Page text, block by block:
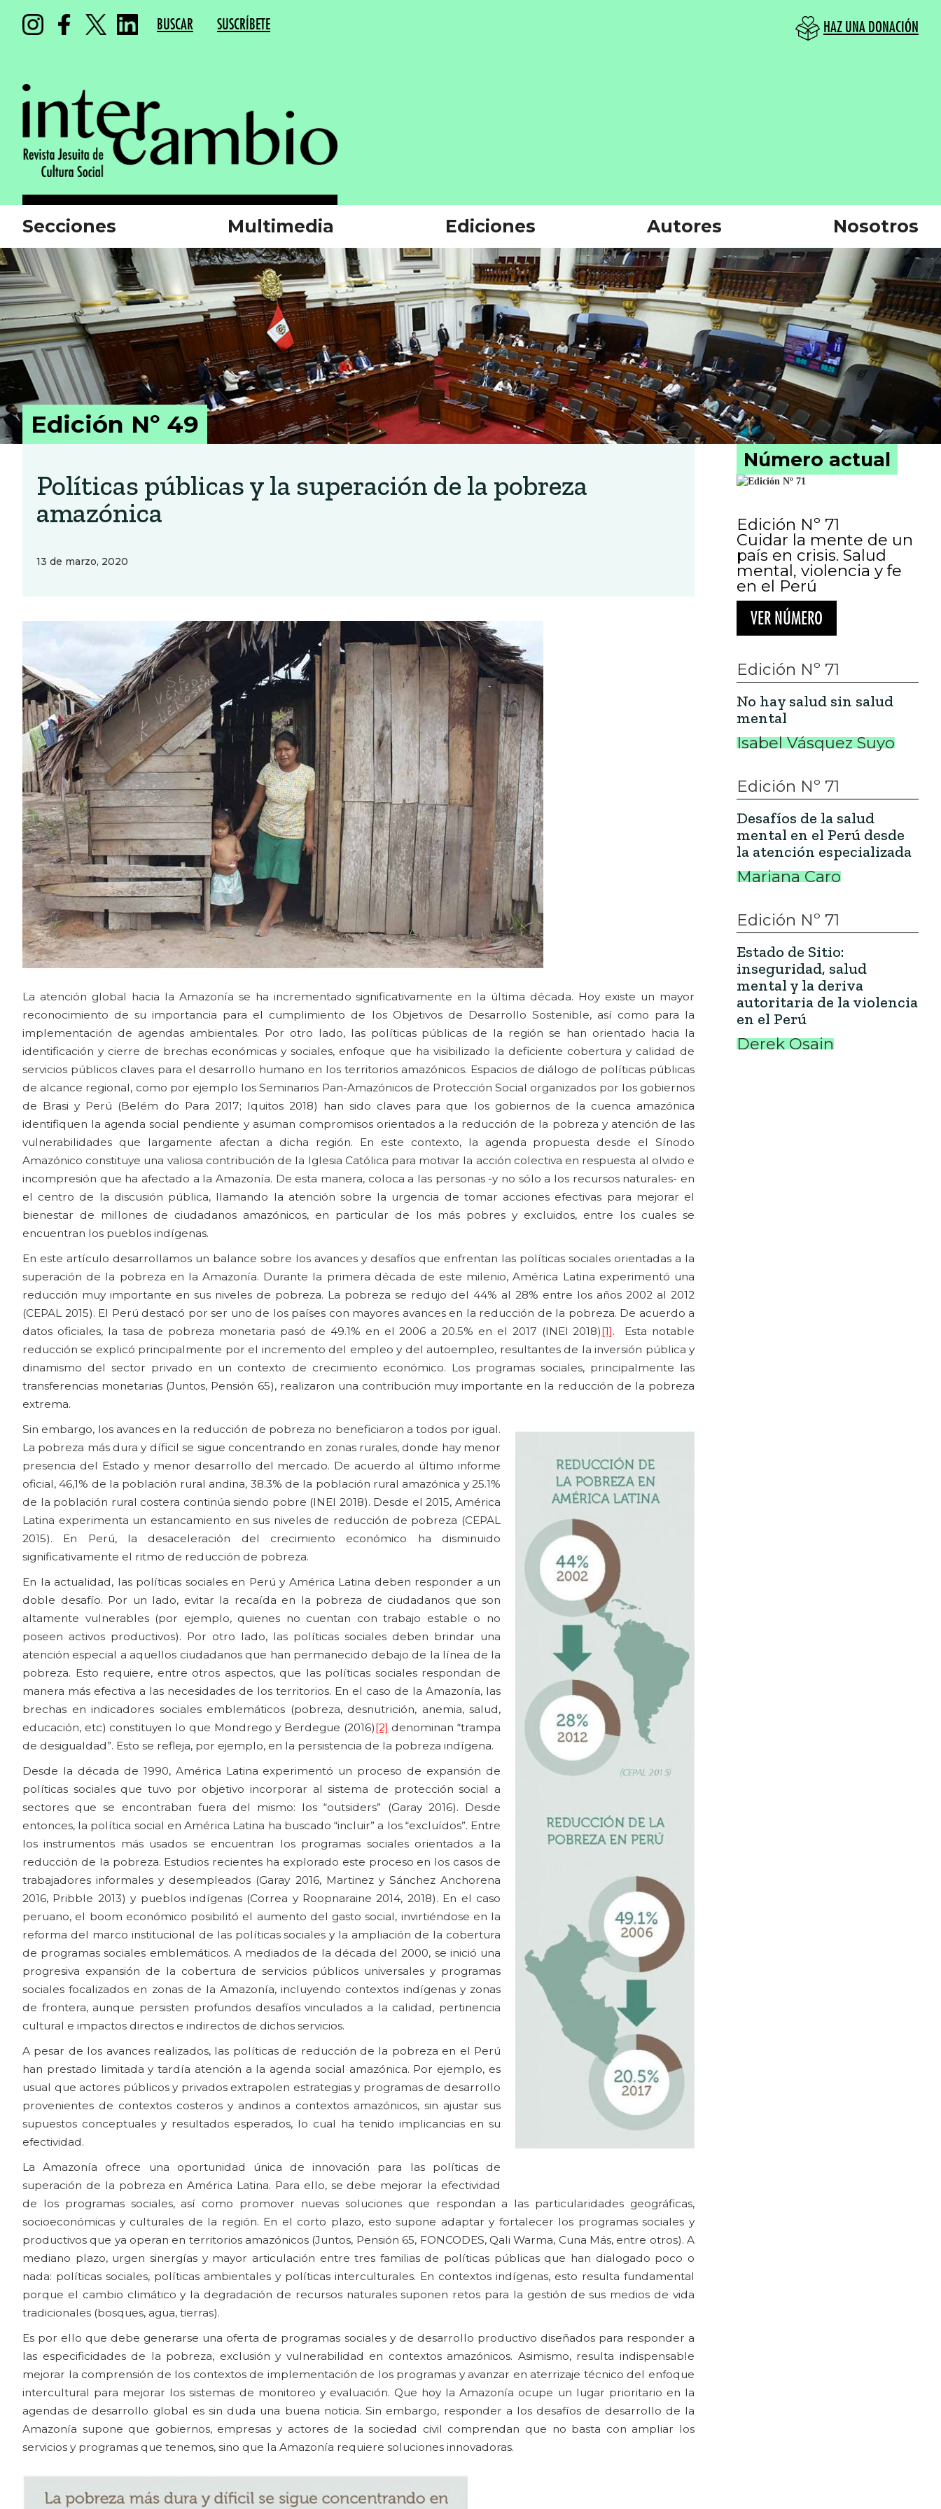
BUSCAR SUSCRÍBETE HAZ UNA DONACIÓN
Secciones Multimedia Ediciones Autores Nosotros
Edición Nº 49
Políticas públicas y la superación de la pobreza
amazónica
13 de marzo, 2020
La atención global hacia la Amazonía se ha incrementado significativamente en la última década. Hoy existe un mayor
reconocimiento de su importancia para el cumplimiento de los Objetivos de Desarrollo Sostenible, así como para la
implementación de agendas ambientales. Por otro lado, las políticas públicas de la región se han orientado hacia la
identificación y cierre de brechas económicas y sociales, enfoque que ha visibilizado la deficiente cobertura y calidad de
servicios públicos claves para el desarrollo humano en los territorios amazónicos. Espacios de diálogo de políticas públicas
de alcance regional, como por ejemplo los Seminarios Pan-Amazónicos de Protección Social organizados por los gobiernos
de Brasi y Perú (Belém do Para 2017; Iquitos 2018) han sido claves para que los gobiernos de la cuenca amazónica
identifiquen la agenda social pendiente y asuman compromisos orientados a la reducción de la pobreza y atención de las
vulnerabilidades que largamente afectan a dicha región. En este contexto, la agenda propuesta desde el Sínodo
Amazónico constituye una valiosa contribución de la Iglesia Católica para motivar la acción colectiva en respuesta al olvido e
incompresión que ha afectado a la Amazonía. De esta manera, coloca a las personas -y no sólo a los recursos naturales- en
el centro de la discusión pública, llamando la atención sobre la urgencia de tomar acciones efectivas para mejorar el
bienestar de millones de ciudadanos amazónicos, en particular de los más pobres y excluidos, entre los cuales se
encuentran los pueblos indígenas.
En este artículo desarrollamos un balance sobre los avances y desafíos que enfrentan las políticas sociales orientadas a la
superación de la pobreza en la Amazonía. Durante la primera década de este milenio, América Latina experimentó una
reducción muy importante en sus niveles de pobreza. La pobreza se redujo del 44% al 28% entre los años 2002 al 2012
(CEPAL 2015). El Perú destacó por ser uno de los países con mayores avances en la reducción de la pobreza. De acuerdo a
datos oficiales, la tasa de pobreza monetaria pasó de 49.1% en el 2006 a 20.5% en el 2017 (INEI 2018)[1]. Esta notable
reducción se explicó principalmente por el incremento del empleo y del autoempleo, resultantes de la inversión pública y
dinamismo del sector privado en un contexto de crecimiento económico. Los programas sociales, principalmente las
transferencias monetarias (Juntos, Pensión 65), realizaron una contribución muy importante en la reducción de la pobreza
extrema.
Sin embargo, los avances en la reducción de pobreza no beneficiaron a todos por igual.
La pobreza más dura y díficil se sigue concentrando en zonas rurales, donde hay menor
presencia del Estado y menor desarrollo del mercado. De acuerdo al último informe
oficial, 46,1% de la población rural andina, 38.3% de la población rural amazónica y 25.1%
de la población rural costera continúa siendo pobre (INEI 2018). Desde el 2015, América
Latina experimenta un estancamiento en sus niveles de reducción de pobreza (CEPAL
2015). En Perú, la desaceleración del crecimiento económico ha disminuido
significativamente el ritmo de reducción de pobreza.
En la actualidad, las políticas sociales en Perú y América Latina deben responder a un
doble desafío. Por un lado, evitar la recaída en la pobreza de ciudadanos que son
altamente vulnerables (por ejemplo, quienes no cuentan con trabajo estable o no
poseen activos productivos). Por otro lado, las políticas sociales deben brindar una
atención especial a aquellos ciudadanos que han permanecido debajo de la línea de la
pobreza. Esto requiere, entre otros aspectos, que las políticas sociales respondan de
manera más efectiva a las necesidades de los territorios. En el caso de la Amazonía, las
brechas en indicadores sociales emblemáticos (pobreza, desnutrición, anemia, salud,
educación, etc) constituyen lo que Mondrego y Berdegue (2016)[2] denominan “trampa
de desigualdad”. Esto se refleja, por ejemplo, en la persistencia de la pobreza indígena.
Desde la década de 1990, América Latina experimentó un proceso de expansión de
políticas sociales que tuvo por objetivo incorporar al sistema de protección social a
sectores que se encontraban fuera del mismo: los “outsiders” (Garay 2016). Desde
entonces, la política social en América Latina ha buscado “incluir” a los “excluídos”. Entre
los instrumentos más usados se encuentran los programas sociales orientados a la
reducción de la pobreza. Estudios recientes ha explorado este proceso en los casos de
trabajadores informales y desempleados (Garay 2016, Martinez y Sánchez Anchorena
2016, Pribble 2013) y pueblos indígenas (Correa y Roopnaraine 2014, 2018). En el caso
peruano, el boom económico posibilitó el aumento del gasto social, invirtiéndose en la
reforma del marco institucional de las políticas sociales y la ampliación de la cobertura
de programas sociales emblemáticos. A mediados de la década del 2000, se inició una
progresiva expansión de la cobertura de servicios públicos universales y programas
sociales focalizados en zonas de la Amazonía, incluyendo contextos indígenas y zonas
de frontera, aunque persisten profundos desafíos vinculados a la calidad, pertinencia
cultural e impactos directos e indirectos de dichos servicios.
A pesar de los avances realizados, las políticas de reducción de la pobreza en el Perú
han prestado limitada y tardía atención a la agenda social amazónica. Por ejemplo, es
usual que actores públicos y privados extrapolen estrategias y programas de desarrollo
provenientes de contextos costeros y andinos a contextos amazónicos, sin ajustar sus
supuestos conceptuales y resultados esperados, lo cual ha tenido implicancias en su
efectividad.
La Amazonía ofrece una oportunidad única de innovación para las políticas de
superación de la pobreza en América Latina. Para ello, se debe mejorar la efectividad
de los programas sociales, así como promover nuevas soluciones que respondan a las particularidades geográficas,
socioeconómicas y culturales de la región. En el corto plazo, esto supone adaptar y fortalecer los programas sociales y
productivos que ya operan en territorios amazónicos (Juntos, Pensión 65, FONCODES, Qali Warma, Cuna Más, entre otros). A
mediano plazo, urgen sinergías y mayor articulación entre tres familias de políticas públicas que han dialogado poco o
nada: políticas sociales, políticas ambientales y políticas interculturales. En contextos indígenas, esto resulta fundamental
porque el cambio climático y la degradación de recursos naturales suponen retos para la gestión de sus medios de vida
tradicionales (bosques, agua, tierras).
Es por ello que debe generarse una oferta de programas sociales y de desarrollo productivo diseñados para responder a
las especificidades de la pobreza, exclusión y vulnerabilidad en contextos amazónicos. Asimismo, resulta indispensable
mejorar la comprensión de los contextos de implementación de los programas y avanzar en aterrizaje técnico del enfoque
intercultural para mejorar los sistemas de monitoreo y evaluación. Que hoy la Amazonía ocupe un lugar prioritario en la
agendas de desarrollo global es sin duda una buena noticia. Sin embargo, responder a los desafíos de desarrollo de la
Amazonía supone que gobiernos, empresas y actores de la sociedad civil comprendan que no basta con ampliar los
servicios y programas que tenemos, sino que la Amazonía requiere soluciones innovadoras.
Número actual
Edición Nº 71
Cuidar la mente de un
país en crisis. Salud
mental, violencia y fe
en el Perú
VER NÚMERO
Edición Nº 71
No hay salud sin salud
mental
Isabel Vásquez Suyo
Edición Nº 71
Desafíos de la salud
mental en el Perú desde
la atención especializada
Mariana Caro
Edición Nº 71
Estado de Sitio:
inseguridad, salud
mental y la deriva
autoritaria de la violencia
en el Perú
Derek Osain